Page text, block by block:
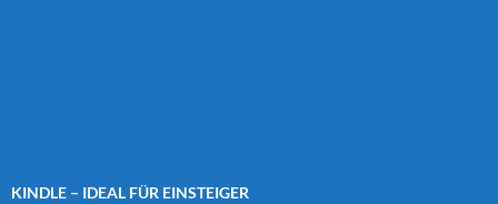
KINDLE – IDEAL FÜR EINSTEIGER